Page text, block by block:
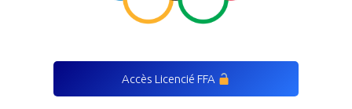
Accès Licencié FFA